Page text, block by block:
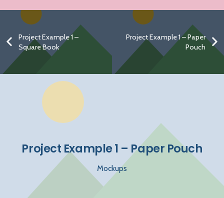
Project Example 1 –
Square Book
Project Example 1 – Paper
Pouch
Project Example 1 – Paper Pouch
Mockups